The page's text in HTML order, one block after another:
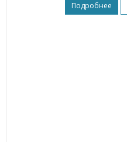
Подробнее